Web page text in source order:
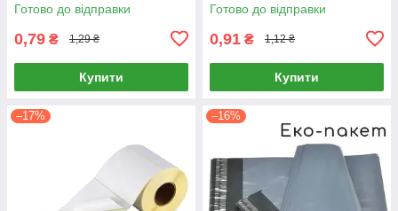
Готово до відправки
0,79 ₴ 1,29 ₴
Купити
Готово до відправки
0,91 ₴ 1,12 ₴
Купити
–17% –16%